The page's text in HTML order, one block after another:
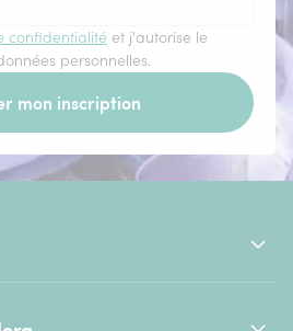
confidentialité et j'autorise le
personnelles.
mon inscription